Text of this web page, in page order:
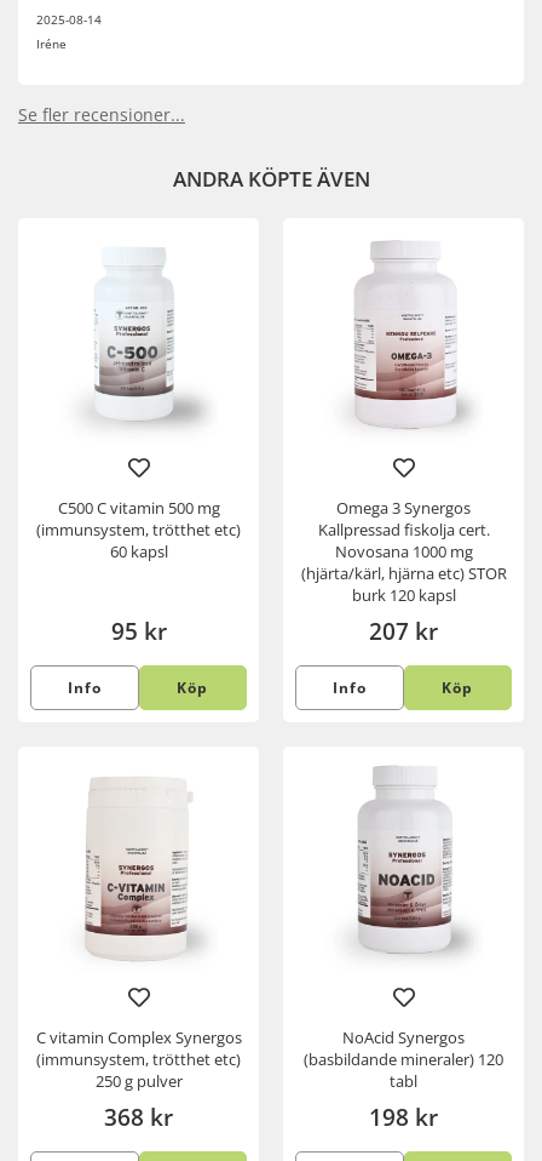
2025-08-14
Iréne
Se fler recensioner...
ANDRA KÖPTE ÄVEN
C500 C vitamin 500 mg
(immunsystem, trötthet etc)
60 kapsl
95 kr
Info Köp
Omega 3 Synergos
Kallpressad fiskolja cert.
Novosana 1000 mg
(hjärta/kärl, hjärna etc) STOR
burk 120 kapsl
207 kr
Info Köp
C vitamin Complex Synergos
(immunsystem, trötthet etc)
250 g pulver
368 kr
NoAcid Synergos
(basbildande mineraler) 120
tabl
198 kr